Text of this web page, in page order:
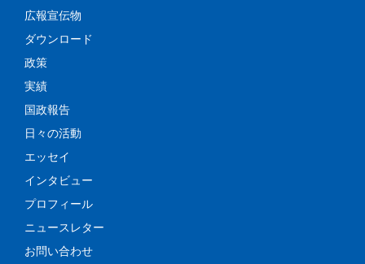
広報宣伝物
ダウンロード
政策
実績
国政報告
日々の活動
エッセイ
インタビュー
プロフィール
ニュースレター
お問い合わせ